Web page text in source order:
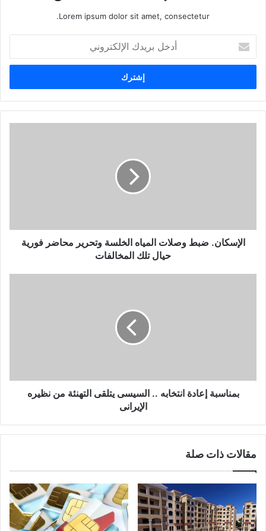
Lorem ipsum dolor sit amet, consectetur.
خ
ب
ر
الإسكان. ضبط وصلات المياه الخلسة وتحرير محاضر فورية
حيال تلك المخالفات
بمناسبة إعادة انتخابه .. السيسى يتلقى التهنئة من نظيره
الإيرانى
مقالات ذات صلة